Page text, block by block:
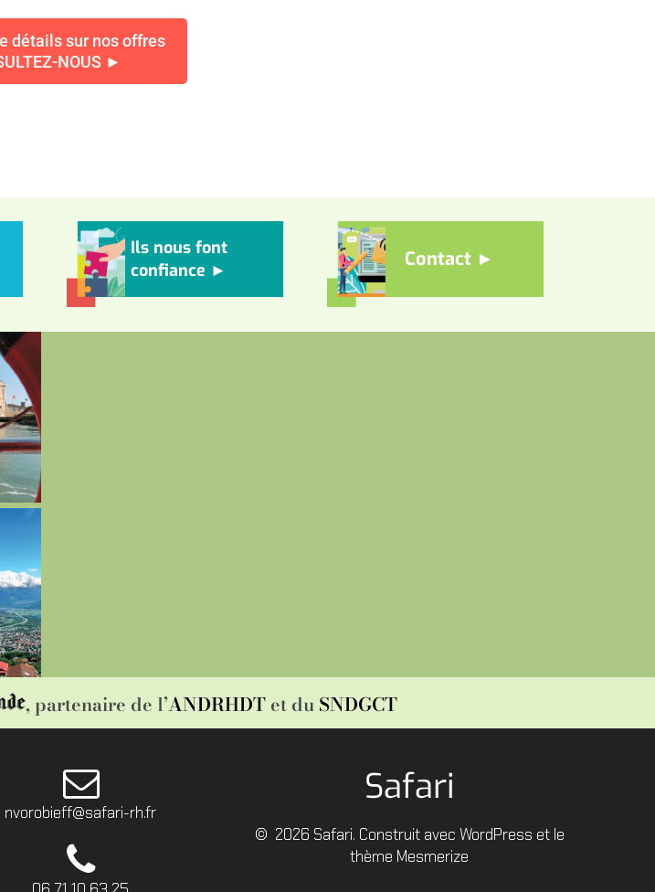
détails sur nos offres
NOUS ►
Ils nous font
confiance ►
Contact ►
, partenaire de l’ANDRHDTet duSNDGCT
nvorobieff@safari-rh.fr
Safari
© 2026 Safari. Construit avec WordPress et le
thème Mesmerize